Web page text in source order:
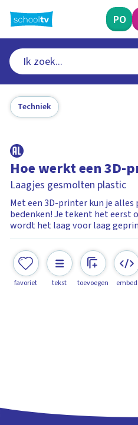
naar
hoofdinhoud
PO
Techniek
Hoe werkt een 3D-
Laagjes gesmolten plastic
Met een 3D-printer kun je
bedenken! Je tekent het eerst
wordt het laag voor laag
favoriet tekst toevoegen embed